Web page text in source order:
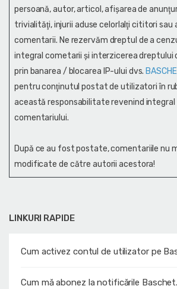
LINKURI RAPIDE
Cum activez contul de utilizator pe
Cum mă abonez la notificările
persoană, autor, articol, afişarea de
trivialităţi, injurii aduse celorlalţi cititori sau
comentarii. Ne rezervăm dreptul de a
integral cometarii și interzicerea dreptului
prin banarea / blocarea IP-ului dvs.
pentru conţinutul postat de utilizatori în
această responsabilitate revenind integral
comentariului.
După ce au fost postate, comentariile nu
modificate de către autorii acestora!